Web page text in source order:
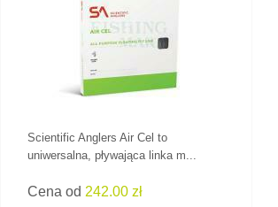
ZOBACZ PRODUKT
Scientific Anglers Air Cel to
uniwersalna, pływająca linka m...
Cena od 242.00 zł